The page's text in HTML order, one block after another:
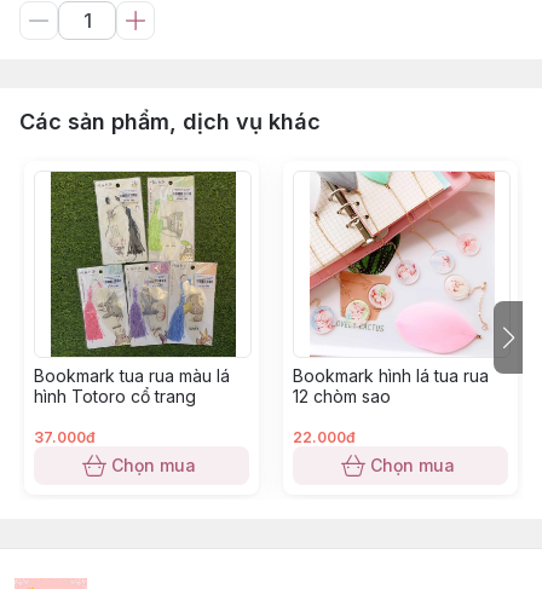
Các sản phẩm, dịch vụ khác
Bookmark tua rua màu lá
hình Totoro cổ trang
37.000đ
Chọn mua
Bookmark hình lá tua rua
12 chòm sao
22.000đ
Chọn mua